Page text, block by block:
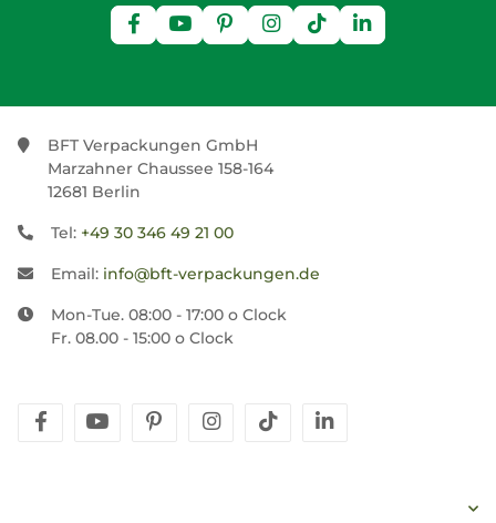
BFT Verpackungen GmbH
Marzahner Chaussee 158-164
12681 Berlin
Tel: +49 30 346 49 21 00
Email: info@bft-verpackungen.de
Mon-Tue. 08:00 - 17:00 o Clock
Fr. 08.00 - 15:00 o Clock
facebookyoutubepinterestinstagram
tiktok